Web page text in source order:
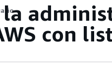
con